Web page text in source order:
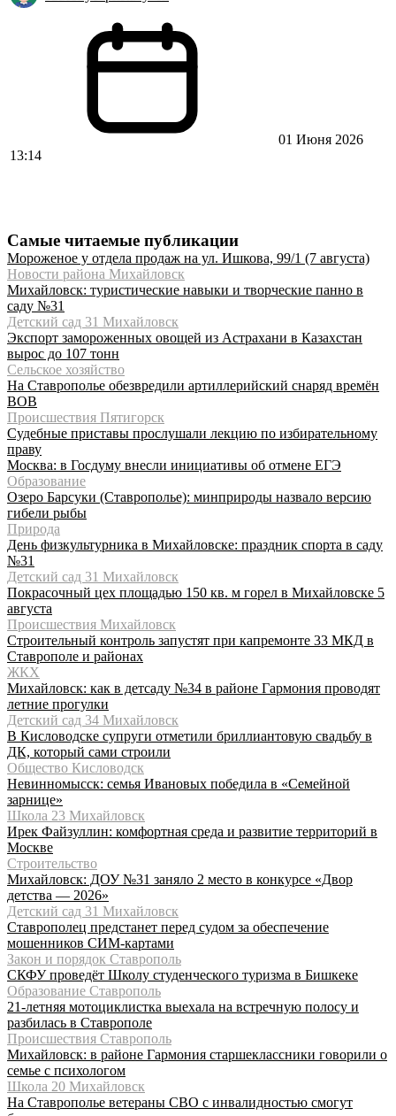
01 Июня 2026
13:14
Самые читаемые публикации
Мороженое у отдела продаж на ул. Ишкова, 99/1 (7 августа)
Новости района Михайловск
Михайловск: туристические навыки и творческие панно в
саду №31
Детский сад 31 Михайловск
Экспорт замороженных овощей из Астрахани в Казахстан
вырос до 107 тонн
Сельское хозяйство
На Ставрополье обезвредили артиллерийский снаряд времён
ВОВ
Происшествия Пятигорск
Судебные приставы прослушали лекцию по избирательному
праву
Москва: в Госдуму внесли инициативы об отмене ЕГЭ
Образование
Озеро Барсуки (Ставрополье): минприроды назвало версию
гибели рыбы
Природа
День физкультурника в Михайловске: праздник спорта в саду
№31
Детский сад 31 Михайловск
Покрасочный цех площадью 150 кв. м горел в Михайловске 5
августа
Происшествия Михайловск
Строительный контроль запустят при капремонте 33 МКД в
Ставрополе и районах
ЖКХ
Михайловск: как в детсаду №34 в районе Гармония проводят
летние прогулки
Детский сад 34 Михайловск
В Кисловодске супруги отметили бриллиантовую свадьбу в
ДК, который сами строили
Общество Кисловодск
Невинномысск: семья Ивановых победила в «Семейной
зарнице»
Школа 23 Михайловск
Ирек Файзуллин: комфортная среда и развитие территорий в
Москве
Строительство
Михайловск: ДОУ №31 заняло 2 место в конкурсе «Двор
детства — 2026»
Детский сад 31 Михайловск
Ставрополец предстанет перед судом за обеспечение
мошенников СИМ-картами
Закон и порядок Ставрополь
СКФУ проведёт Школу студенческого туризма в Бишкеке
Образование Ставрополь
21-летняя мотоциклистка выехала на встречную полосу и
разбилась в Ставрополе
Происшествия Ставрополь
Михайловск: в районе Гармония старшеклассники говорили о
семье с психологом
Школа 20 Михайловск
На Ставрополье ветераны СВО с инвалидностью смогут